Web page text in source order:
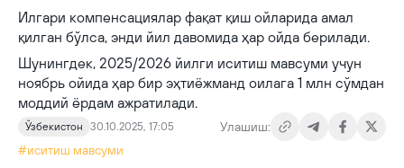
Илгари компенсациялар фақат қиш ойларида амал
қилган бўлса, энди йил давомида ҳар ойда берилади.
Шунингдек, 2025/2026 йилги иситиш мавсуми учун
ноябрь ойида ҳар бир эҳтиёжманд оилага 1 млн сўмдан
моддий ёрдам ажратилади.
Ўзбекистон 30.10.2025, 17:05
Улашиш:
#иситиш мавсуми